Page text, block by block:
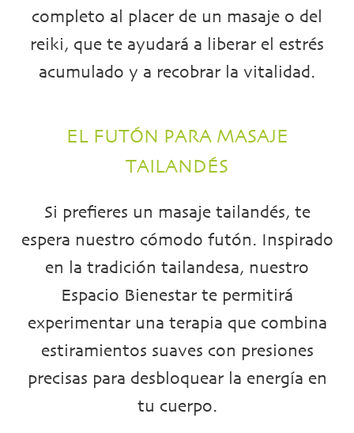
completo al placer de un masaje o del
reiki, que te ayudará a liberar el estrés
acumulado y a recobrar la vitalidad.
EL FUTÓN PARA MASAJE
TAILANDÉS
Si prefieres un masaje tailandés, te
espera nuestro cómodo futón. Inspirado
en la tradición tailandesa, nuestro
Espacio Bienestar te permitirá
experimentar una terapia que combina
estiramientos suaves con presiones
precisas para desbloquear la energía en
tu cuerpo.